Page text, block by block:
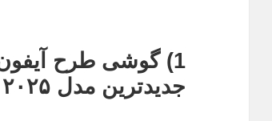
جدیدترین مدل ۲۰۲۵